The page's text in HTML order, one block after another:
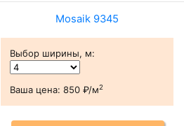
Mosaik 9345
Выбор ширины, м:
Ваша цена: 850 ₽/м2